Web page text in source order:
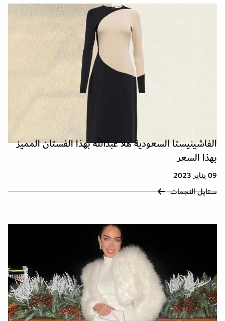
الفاشينيستا السعودية هلا عبدالله بهذا الفستان المميز
بهذا السعر
09 يناير 2023
ستايل النجمات